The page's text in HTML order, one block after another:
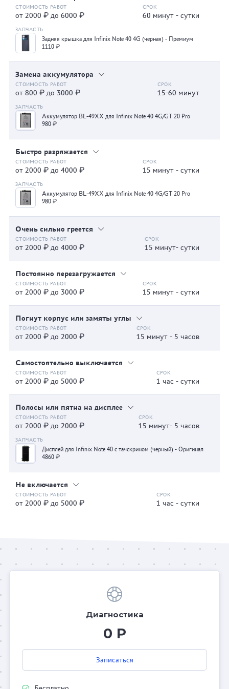
от 2000 ₽ до 6000 ₽ 60 минут - сутки
Задняя крышка для Infinix Note 40 4G (черная) - Премиум
1110 ₽
Замена аккумулятора
от 800 ₽ до 3000 ₽ 15-60 минут
Аккумулятор BL-49XX для Infinix Note 40 4G/GT 20 Pro
980 ₽
Быстро разряжается
от 2000 ₽ до 4000 ₽ 15 минут - сутки
Аккумулятор BL-49XX для Infinix Note 40 4G/GT 20 Pro
980 ₽
Очень сильно греется
от 2000 ₽ до 4000 ₽ 15 минут- сутки
Постоянно перезагружается
от 2000 ₽ до 3000 ₽ 15 минут - сутки
Погнут корпус или замяты углы
от 2000 ₽ до 2000 ₽ 15 минут - 5 часов
Самостоятельно выключается
от 2000 ₽ до 5000 ₽ 1 час - сутки
Полосы или пятна на дисплее
от 2000 ₽ до 2000 ₽ 15 минут- 5 часов
Дисплей для Infinix Note 40 с тачскрином (черный) - Оригинал
4860 ₽
Не включается
от 2000 ₽ до 5000 ₽ 1 час - сутки
Диагностика
0 Р
Записаться